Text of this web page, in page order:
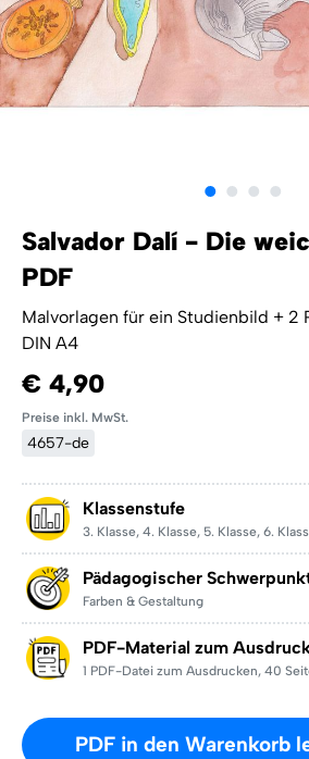
Salvador Dalí - Die
PDF
Malvorlagen für ein Studienbild + 2
DIN A4
€ 4,90
Preise inkl. MwSt.
4657-de
Klassenstufe
3. Klasse, 4. Klasse, 5. Klasse, 6.
Pädagogischer
Farben & Gestaltung
PDF-Material zum
1 PDF-Datei zum Ausdrucken, 40
PDF in den Warenkorb